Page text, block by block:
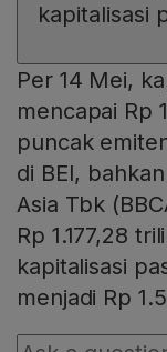
kapitalisasi
Per 14 Mei,
mencapai Rp
puncak
di BEI,
Asia Tbk
Rp 1.177,28
kapitalisasi
menjadi Rp